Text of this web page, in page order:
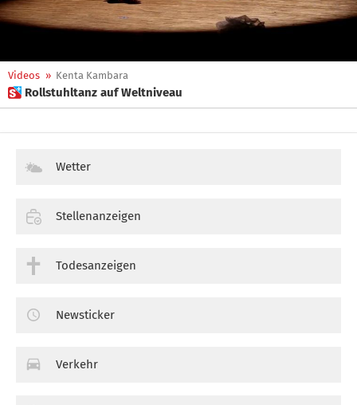
Videos » Kenta Kambara
 Rollstuhltanz auf Weltniveau
Wetter
Stellenanzeigen
Todesanzeigen
Newsticker
Verkehr